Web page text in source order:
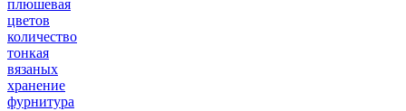
плюшевая
цветов
количество
тонкая
вязаных
хранение
фурнитура